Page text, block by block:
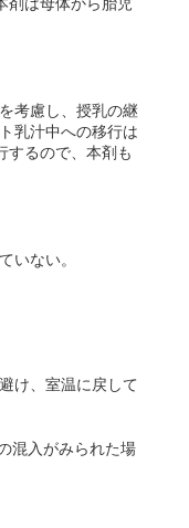
考慮し、授乳の継
乳汁中への移行は
するので、本剤も
いない。
け、室温に戻して
混入がみられた場